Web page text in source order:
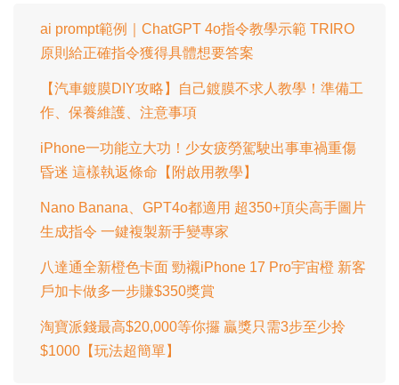
ai prompt範例｜ChatGPT 4o指令教學示範 TRIRO
原則給正確指令獲得具體想要答案
【汽車鍍膜DIY攻略】自己鍍膜不求人教學！準備工
作、保養維護、注意事項
iPhone一功能立大功！少女疲勞駕駛出事車禍重傷
昏迷 這樣執返條命【附啟用教學】
Nano Banana、GPT4o都適用 超350+頂尖高手圖片
生成指令 一鍵複製新手變專家
八達通全新橙色卡面 勁襯iPhone 17 Pro宇宙橙 新客
戶加卡做多一步賺$350獎賞
淘寶派錢最高$20,000等你攞 贏獎只需3步至少拎
$1000【玩法超簡單】